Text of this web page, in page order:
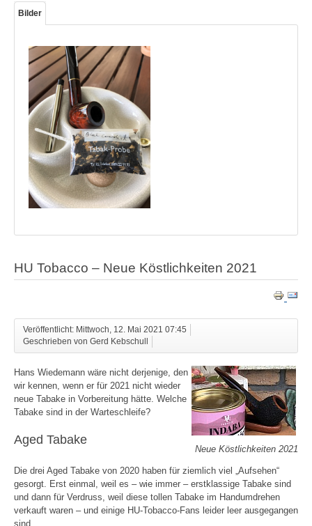
Bilder
HU Tobacco – Neue Köstlichkeiten 2021
Veröffentlicht: Mittwoch, 12. Mai 2021 07:45
Geschrieben von Gerd Kebschull
Neue Köstlichkeiten 2021
Hans Wiedemann wäre nicht derjenige, den
wir kennen, wenn er für 2021 nicht wieder
neue Tabake in Vorbereitung hätte. Welche
Tabake sind in der Warteschleife?
Aged Tabake
Die drei Aged Tabake von 2020 haben für ziemlich viel „Aufsehen“
gesorgt. Erst einmal, weil es – wie immer – erstklassige Tabake sind
und dann für Verdruss, weil diese tollen Tabake im Handumdrehen
verkauft waren – und einige HU-Tobacco-Fans leider leer ausgegangen
sind.